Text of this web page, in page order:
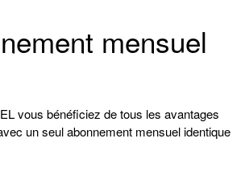
mensuel
vous bénéficiez de tous les avantages
un seul abonnement mensuel identique